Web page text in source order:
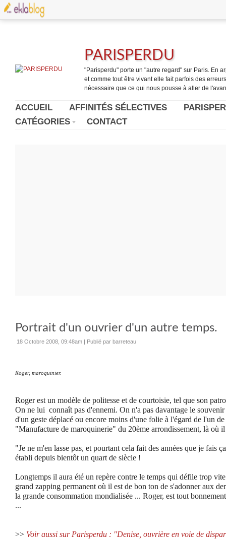
PARISPERDU
"Parisperdu" porte un "autre regard" sur Paris. En
et comme tout être vivant elle fait parfois des
nécessaire que ce qui nous pousse à aller de
ACCUEIL AFFINITÉS SÉLECTIVES
CATÉGORIES
CONTACT
Portrait d'un ouvrier d'un autre temps.
18 Octobre 2008, 09:48am | Publié par barreteau
Roger, maroquinier.
Roger est un modèle de politesse et de courtoisie, tel que son
On ne lui connaît pas d'ennemi. On n'a pas davantage le
d'un geste déplacé ou encore moins d'une folie à l'égard de l'un de
"Manufacture de maroquinerie" du 20ème arrondissement, là où
"Je ne m'en lasse pas, et pourtant cela fait des années que je fais
établi depuis bientôt un quart de siècle !
Longtemps il aura été un repère contre le temps qui défile trop
grand zapping permanent où il est de bon ton de s'adonner aux
la grande consommation mondialisée ... Roger, est tout
...
>> Voir aussi sur Parisperdu : "Denise, ouvrière en voie de